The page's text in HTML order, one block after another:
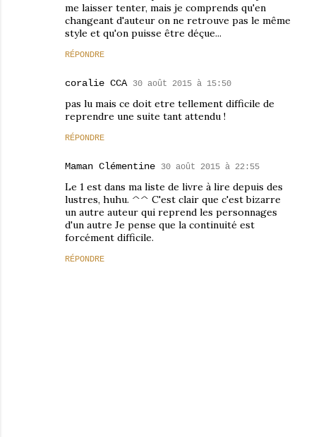
me laisser tenter, mais je comprends qu'en
changeant d'auteur on ne retrouve pas le même
style et qu'on puisse être déçue...
RÉPONDRE
coralie CCA 30 août 2015 à 15:50
pas lu mais ce doit etre tellement difficile de
reprendre une suite tant attendu !
RÉPONDRE
Maman Clémentine 30 août 2015 à 22:55
Le 1 est dans ma liste de livre à lire depuis des
lustres, huhu. ^^ C'est clair que c'est bizarre
un autre auteur qui reprend les personnages
d'un autre Je pense que la continuité est
forcément difficile.
RÉPONDRE